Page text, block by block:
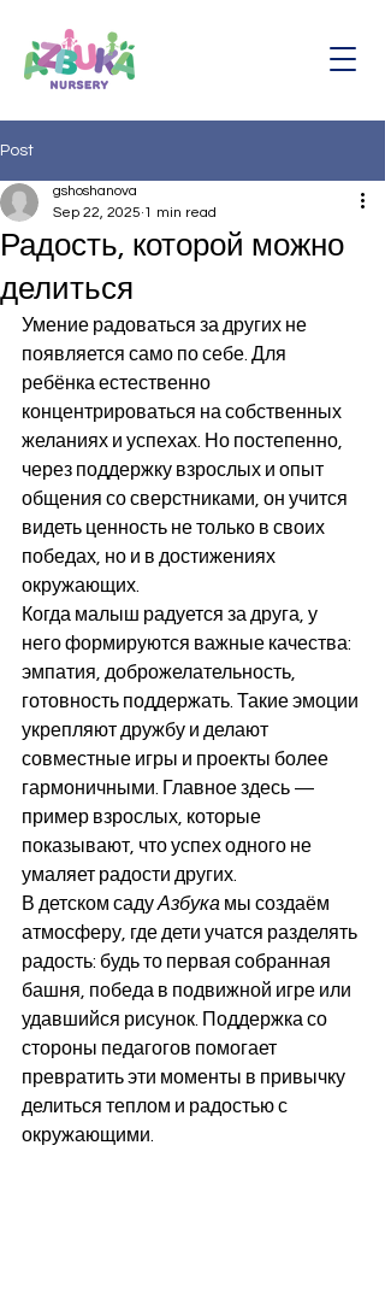
Post
Радость, которой можно
делиться
gshoshanova
Sep 22, 2025 1 min read
Умение радоваться за других не
появляется само по себе. Для
ребёнка естественно
концентрироваться на собственных
желаниях и успехах. Но постепенно,
через поддержку взрослых и опыт
общения со сверстниками, он учится
видеть ценность не только в своих
победах, но и в достижениях
окружающих.
Когда малыш радуется за друга, у
него формируются важные качества:
эмпатия, доброжелательность,
готовность поддержать. Такие эмоции
укрепляют дружбу и делают
совместные игры и проекты более
гармоничными. Главное здесь —
пример взрослых, которые
показывают, что успех одного не
умаляет радости других.
В детском саду Азбука мы создаём
атмосферу, где дети учатся разделять
радость: будь то первая собранная
башня, победа в подвижной игре или
удавшийся рисунок. Поддержка со
стороны педагогов помогает
превратить эти моменты в привычку
делиться теплом и радостью с
окружающими.